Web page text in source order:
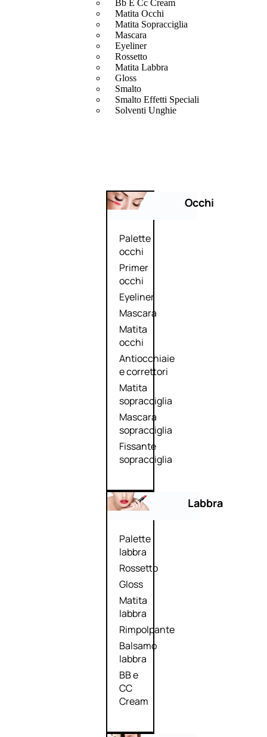
Bb E Cc Cream
Matita Occhi
Matita Sopracciglia
Mascara
Eyeliner
Rossetto
Matita Labbra
Gloss
Smalto
Smalto Effetti Speciali
Solventi Unghie
Occhi
Palette
occhi
Primer
occhi
Eyeliner
Mascara
Matita
occhi
Antiocchiaie
e correttori
Matita
sopracciglia
Mascara
sopracciglia
Fissante
sopracciglia
Labbra
Palette
labbra
Rossetto
Gloss
Matita
labbra
Rimpolpante
Balsamo
labbra
BB e
CC
Cream